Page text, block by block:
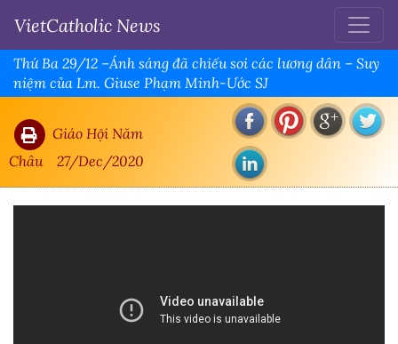
VietCatholic News
Thứ Ba 29/12 –Ánh sáng đã chiếu soi các lương dân – Suy
niệm của Lm. Giuse Phạm Minh-Ước SJ
Giáo Hội Năm
Châu
27/Dec/2020